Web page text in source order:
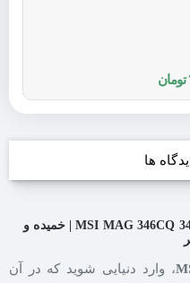
ها
مانیتور ام‌اس‌آی MSI MAG 346CQ 34" UWQHD 180Hz | خمیده و
، وارد دنیایی شوید که در آن